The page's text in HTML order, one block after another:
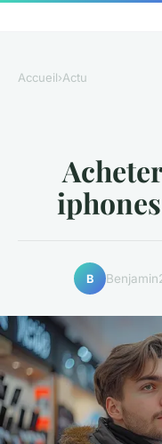
Accueil›Actu
B Benjamin